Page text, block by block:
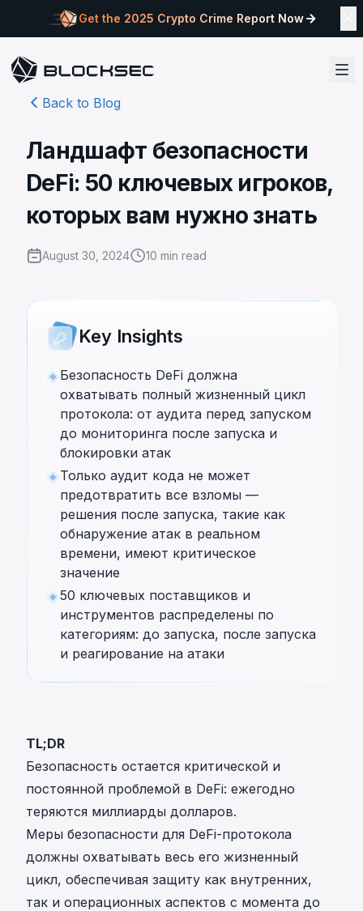
Get the 2025 Crypto Crime Report Now
Back to Blog
Ландшафт безопасности
DeFi: 50 ключевых игроков,
которых вам нужно знать
August 30, 2024 10 min read
Key Insights
Безопасность DeFi должна
охватывать полный жизненный цикл
протокола: от аудита перед запуском
до мониторинга после запуска и
блокировки атак
Только аудит кода не может
предотвратить все взломы —
решения после запуска, такие как
обнаружение атак в реальном
времени, имеют критическое
значение
50 ключевых поставщиков и
инструментов распределены по
категориям: до запуска, после запуска
и реагирование на атаки
TL;DR
Безопасность остается критической и
постоянной проблемой в DeFi: ежегодно
теряются миллиарды долларов.
Меры безопасности для DeFi-протокола
должны охватывать весь его жизненный
цикл, обеспечивая защиту как внутренних,
так и операционных аспектов с момента до